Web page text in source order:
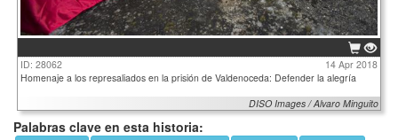
ID: 28062
14 Apr 2018
Homenaje a los represaliados en la prisión de Valdenoceda: Defender la alegría
DISO Images / Alvaro Minguito
Palabras clave en esta historia: